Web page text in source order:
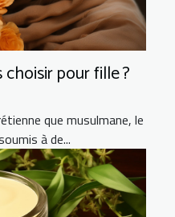
choisir pour fille ?
que musulmane, le
à de...